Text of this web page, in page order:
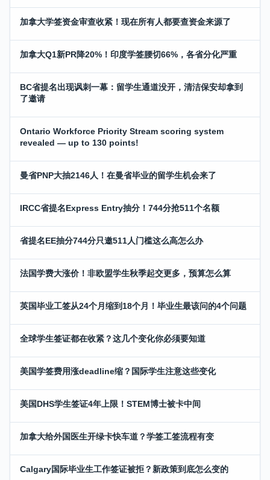
加拿大学签资金审查收紧！现在所有人都要查资金来源了
加拿大Q1新PR降20%！印度学签腰切66%，各省分化严重
BC省提名出现讽刺一幕：留学生通道没开，清洁保安却拿到
了邀请
Ontario Workforce Priority Stream scoring system
revealed — up to 130 points!
曼省PNP大抽2146人！在曼省毕业的留学生机会来了
IRCC省提名Express Entry抽分！744分抢511个名额
省提名EE抽分744分只邀511人门槛这么高怎么办
法国学费大涨价！非欧盟学生秋季起交更多，预算怎么算
英国毕业工签从24个月缩到18个月！毕业生最该问的4个问题
全球学生签证都在收紧？这几个变化你必须要知道
美国学签费用涨deadline缩？国际学生注意这些变化
美国DHS学生签证4年上限！STEM博士被卡中间
加拿大给外国医生开绿卡快车道？学签工签流程有变
Calgary国际毕业生工作签证被拒？新政策到底怎么变的